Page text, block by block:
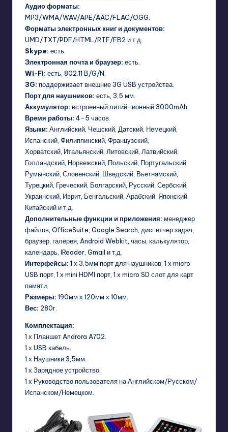
Аудио форматы:
MP3/WMA/WAV/APE/AAC/FLAC/OGG.
Форматы электронных книг и документов:
UMD/TXT/PDF/HTML/RTF/FB2 и т.д.
Skype: есть.
Электронная почта и браузер: есть.
Wi-Fi: есть, 802.11 B/G/N.
3G: поддерживает внешние 3G USB устройства.
Порт для наушников: есть, 3,5 мм.
Аккумулятор: встроенный литий-ионный 3000mAh.
Время работы: 4-5 часов.
Языки: Английский, Чешский, Датский, Немецкий,
Испанский, Филиппинский, Французский,
Хорватский, Итальянский, Литовский, Латвийский,
Голландский, Норвежский, Польский, Португальский,
Румынский, Словенский, Шведский, Вьетнамский,
Турецкий, Греческий, Болгарский, Русский, Сербский,
Украинский, Иврит, Бенгальский, Арабский, Японский,
Китайский и т.д.
Дополнительные функции и приложения: менеджер
файлов, OfficeSuite, Google Search, диспетчер задач,
браузер, галерея, Android Webkit, часы, калькулятор,
календарь, IReader, Gmail и т.д.
Интерфейсы: 1 х 3,5мм порт для наушников, 1 х micro
USB порт, 1 х mini HDMI порт, 1 х micro SD слот для карт
памяти.
Размеры: 190мм х 120мм х 10мм.
Вес: 280г.
Комплектация:
1 х Планшет Androra A702.
1 х USB кабель.
1 х Наушники 3,5мм.
1 х Зарядное устройство.
1 х Руководство пользователя на Английском/Русском/
Испанском/Немецком.